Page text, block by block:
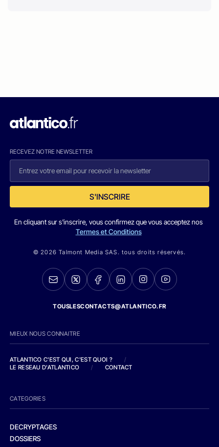
RECEVEZ NOTRE NEWSLETTER
S'INSCRIRE
En cliquant sur s'inscrire, vous confirmez que vous acceptez nos
Termes et Conditions
© 2026 Talmont Media SAS. tous droits réservés.
TOUSLESCONTACTS@ATLANTICO.FR
MIEUX NOUS CONNAITRE
ATLANTICO C'EST QUI, C'EST QUOI ?
/
LE RESEAU D'ATLANTICO
/ CONTACT
CATEGORIES
DECRYPTAGES
DOSSIERS